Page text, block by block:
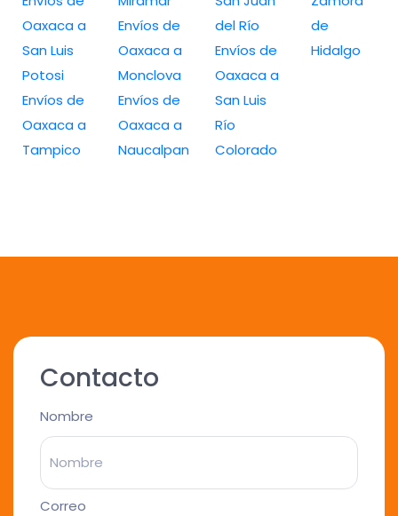
Oaxaca a
San Luis
Potosi
Envíos de
Oaxaca a
Tampico
Envíos de
Oaxaca a
Monclova
Envíos de
Oaxaca a
Naucalpan
del Río
Envíos de
Oaxaca a
San Luis
Río
Colorado
de
Hidalgo
Contacto
Nombre
Correo